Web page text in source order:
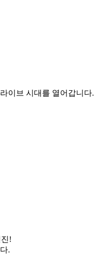
이브 시대를 열어갑니다.
!
.